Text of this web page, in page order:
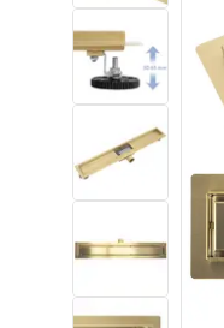
Vajub ära
Vannid ja
Vannitoa
Vannitoas
Köök